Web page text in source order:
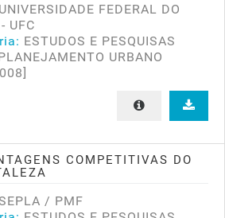
UNIVERSIDADE FEDERAL DO
UFC
ESTUDOS E PESQUISAS
URBANO
COMPETITIVAS DO
/ PMF